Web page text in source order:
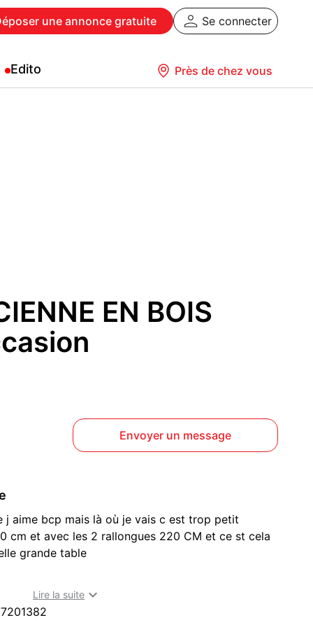
une annonce gratuite Se connecter
Edito Près de chez vous
EN BOIS
Envoyer un message
j aime bcp mais là où je vais c est trop petit
cm et avec les 2 rallongues 220 CM et ce st cela
grande table
Louis-Philippe tardif ou rustique bourgeois, très
Lire la suite 